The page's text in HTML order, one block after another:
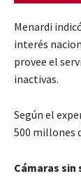
Menardi
interés
provee el
inactivas.
Según el
500 millones
Cámaras sin